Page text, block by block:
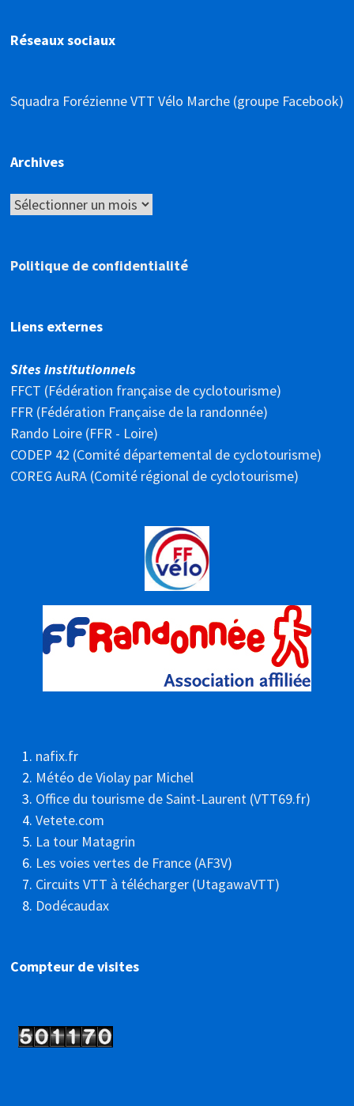
Réseaux sociaux
Squadra Forézienne VTT Vélo Marche (groupe Facebook)
Archives
Archives
Politique de confidentialité
Liens externes
Sites institutionnels
FFCT (Fédération française de cyclotourisme)
FFR (Fédération Française de la randonnée)
Rando Loire (FFR - Loire)
CODEP 42 (Comité départemental de cyclotourisme)
COREG AuRA (Comité régional de cyclotourisme)
nafix.fr
Météo de Violay par Michel
Office du tourisme de Saint-Laurent (VTT69.fr)
Vetete.com
La tour Matagrin
Les voies vertes de France (AF3V)
Circuits VTT à télécharger (UtagawaVTT)
Dodécaudax
Compteur de visites